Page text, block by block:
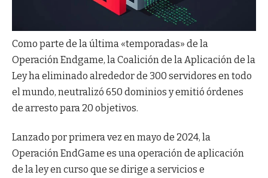
Como parte de la última «temporadas» de la
Operación Endgame, la Coalición de la Aplicación de la
Ley ha eliminado alrededor de 300 servidores en todo
el mundo, neutralizó 650 dominios y emitió órdenes
de arresto para 20 objetivos.
Lanzado por primera vez en mayo de 2024, la
Operación EndGame es una operación de aplicación
de la ley en curso que se dirige a servicios e